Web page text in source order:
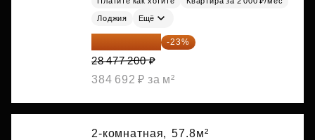
Лоджия Ещё
21 927 444 ₽ -23%
28 477 200 ₽
384 692 ₽ за м²
2-комнатная, 57.8м²